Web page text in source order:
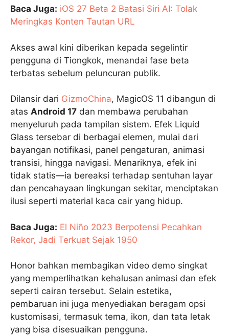
Baca Juga: iOS 27 Beta 2 Batasi Siri AI: Tolak
Meringkas Konten Tautan URL
Akses awal kini diberikan kepada segelintir
pengguna di Tiongkok, menandai fase beta
terbatas sebelum peluncuran publik.
Dilansir dari GizmoChina, MagicOS 11 dibangun di
atas Android 17 dan membawa perubahan
menyeluruh pada tampilan sistem. Efek Liquid
Glass tersebar di berbagai elemen, mulai dari
bayangan notifikasi, panel pengaturan, animasi
transisi, hingga navigasi. Menariknya, efek ini
tidak statis—ia bereaksi terhadap sentuhan layar
dan pencahayaan lingkungan sekitar, menciptakan
ilusi seperti material kaca cair yang hidup.
Baca Juga: El Niño 2023 Berpotensi Pecahkan
Rekor, Jadi Terkuat Sejak 1950
Honor bahkan membagikan video demo singkat
yang memperlihatkan kehalusan animasi dan efek
seperti cairan tersebut. Selain estetika,
pembaruan ini juga menyediakan beragam opsi
kustomisasi, termasuk tema, ikon, dan tata letak
yang bisa disesuaikan pengguna.